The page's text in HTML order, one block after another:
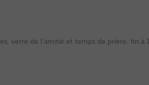
verre de l’amitié et temps de prière, fin à